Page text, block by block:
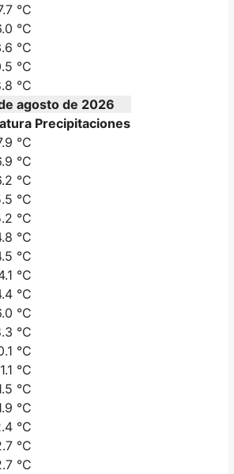
°C
°C
°C
°C
°C
agosto de 2026
Precipitaciones
°C
°C
°C
°C
°C
°C
°C
°C
°C
°C
°C
°C
°C
°C
°C
°C
°C
°C